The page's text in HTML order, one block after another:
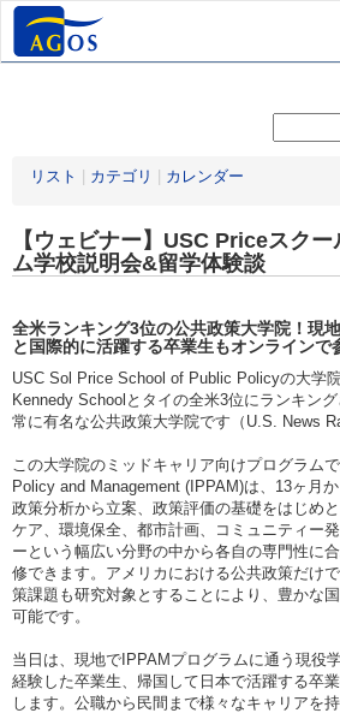
リスト カテゴリ カレンダー
【ウェビナー】USC Priceスク
ム学校説明会&留学体験談
全米ランキング3位の公共政策大学院！現
と国際的に活躍する卒業生もオンラインで
USC Sol Price School of Public Policyの大学
Kennedy Schoolとタイの全米3位にランキン
常に有名な公共政策大学院です（U.S. News
この大学院のミッドキャリア向けプログラム
Policy and Management (IPPAM)は、13ヶ月
政策分析から立案、政策評価の基礎をはじめ
ケア、環境保全、都市計画、コミュニティー
ーという幅広い分野の中から各自の専門性に
修できます。アメリカにおける公共政策だけ
策課題も研究対象とすることにより、豊かな
可能です。
当日は、現地でIPPAMプログラムに通う現役
経験した卒業生、帰国して日本で活躍する卒
します。公職から民間まで様々なキャリアを